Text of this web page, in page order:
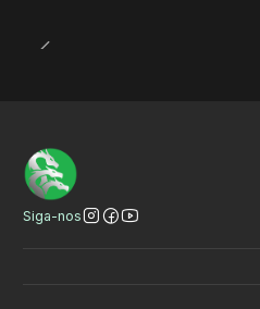
Siga-nos